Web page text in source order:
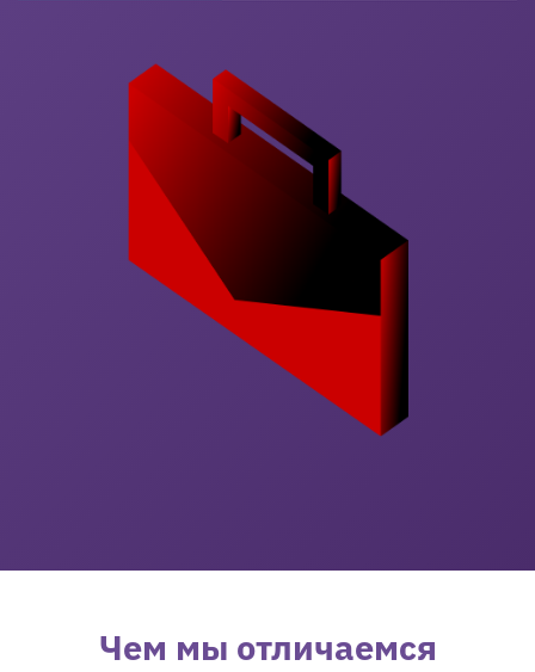
Чем мы отличаемся